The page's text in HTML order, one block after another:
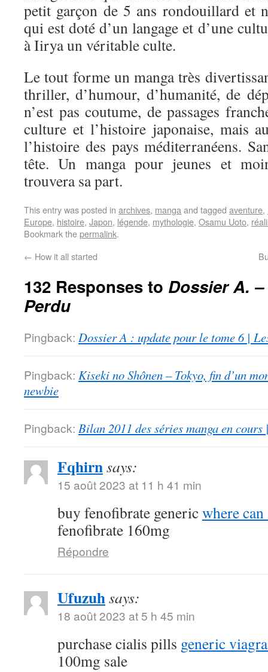
petit garçon de 5 ans rondouillard et
qui est doté d’un langage et d’une
à Iirya un véritable culte.
Le tout forme un manga très
thriller, d’humour, d’humanité, de
n’est pas coutume, de passages
culture et l’histoire japonaise, mais
l’histoire des pays méditerranéens.
tête. Un manga pour jeunes et
trouvera sa part.
This entry was posted in archives, manga and tagged aventure,
Europe, histoire, Japon, légende, mythologie, Osamu Uoto,
Bookmark thepermalink.
← How it all started
132 Responses to Dossier A.
Perdu
Pingback: Dossier A : update pour le tome 6 |
Pingback: Kiseki no Shônen – Tokyo, fin d’un
newbie
Pingback: Bilan 2011 des séries manga en
Fqhirnsays:
15 août 2023 at 11 h 41 min
buy fenofibrate genericwhere
fenofibrate 160mg
Répondre
Ufuzuhsays:
18 août 2023 at 5 h 45 min
purchase cialis pills generic
100mg sale